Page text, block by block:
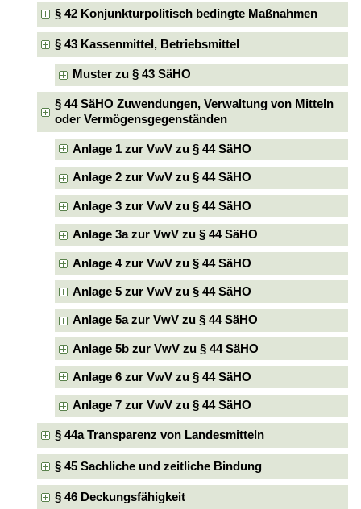
§ 42 Konjunkturpolitisch bedingte Maßnahmen
§ 43 Kassenmittel, Betriebsmittel
Muster zu § 43 SäHO
§ 44 SäHO Zuwendungen, Verwaltung von Mitteln
oder Vermögensgegenständen
Anlage 1 zur VwV zu § 44 SäHO
Anlage 2 zur VwV zu § 44 SäHO
Anlage 3 zur VwV zu § 44 SäHO
Anlage 3a zur VwV zu § 44 SäHO
Anlage 4 zur VwV zu § 44 SäHO
Anlage 5 zur VwV zu § 44 SäHO
Anlage 5a zur VwV zu § 44 SäHO
Anlage 5b zur VwV zu § 44 SäHO
Anlage 6 zur VwV zu § 44 SäHO
Anlage 7 zur VwV zu § 44 SäHO
§ 44a Transparenz von Landesmitteln
§ 45 Sachliche und zeitliche Bindung
§ 46 Deckungsfähigkeit